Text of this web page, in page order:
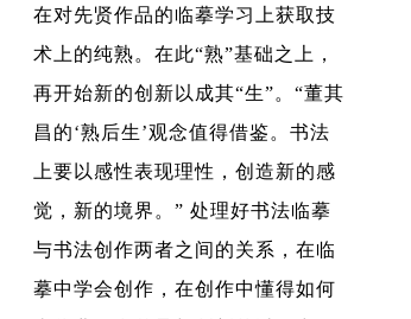
在对先贤作品的临摹学习上获取技
术上 的纯熟。 在此“熟”基础之上，
再开始新的创新以成其“生”。 “董其
昌的‘熟后生’观念值得借鉴。 书法
上要以感性表现理性，创造新的感
觉，新的境界。 ” 处理好书法临摹
与书法创作两者之间的关系， 在临
摹中学会创作，在创作中懂得如何